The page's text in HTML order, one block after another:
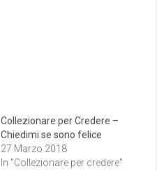
Collezionare per Credere –
Chiedimi se sono felice
27 Marzo 2018
In "Collezionare per credere"